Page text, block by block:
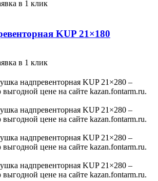
в 1 клик
KUP 21×180
в 1 клик